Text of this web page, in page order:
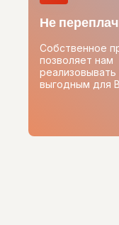
Не
Собственное
позволяет нам
выгодным для